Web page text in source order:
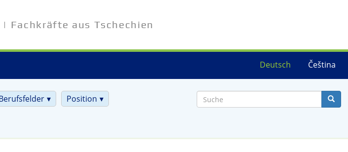
Čeština
Deutsch
Fachkräfte aus Tschechien
Position